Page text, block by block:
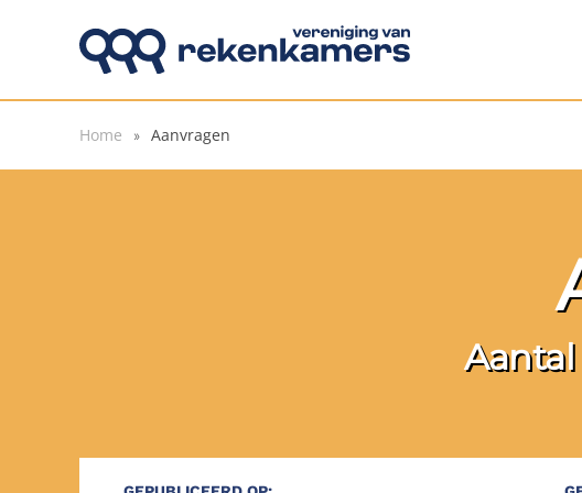
Overslaan en naar de inhoud gaan
Home Aanvragen